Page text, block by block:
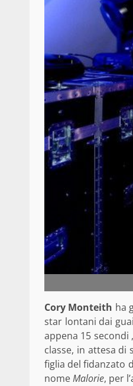
Cory Monteith ha
star lontani dai
appena 15
classe, in attesa di
figlia del fidanzato
nomeMalorie, per